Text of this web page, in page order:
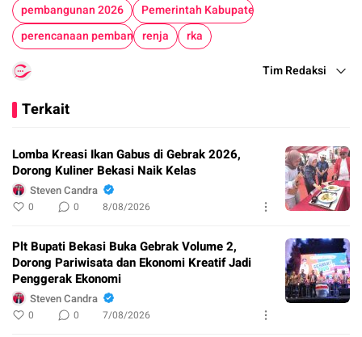
pembangunan 2026
Pemerintah Kabupaten Bekasi
perencanaan pembangunan
renja rka
Tim Redaksi
Terkait
Lomba Kreasi Ikan Gabus di Gebrak 2026,
Dorong Kuliner Bekasi Naik Kelas
Steven Candra
0 0 8/08/2026
Plt Bupati Bekasi Buka Gebrak Volume 2,
Dorong Pariwisata dan Ekonomi Kreatif Jadi
Penggerak Ekonomi
Steven Candra
0 0 7/08/2026